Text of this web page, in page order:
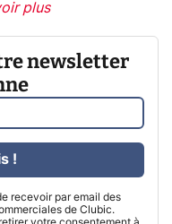
plus
newsletter
recevoir par email des
de Clubic.
!